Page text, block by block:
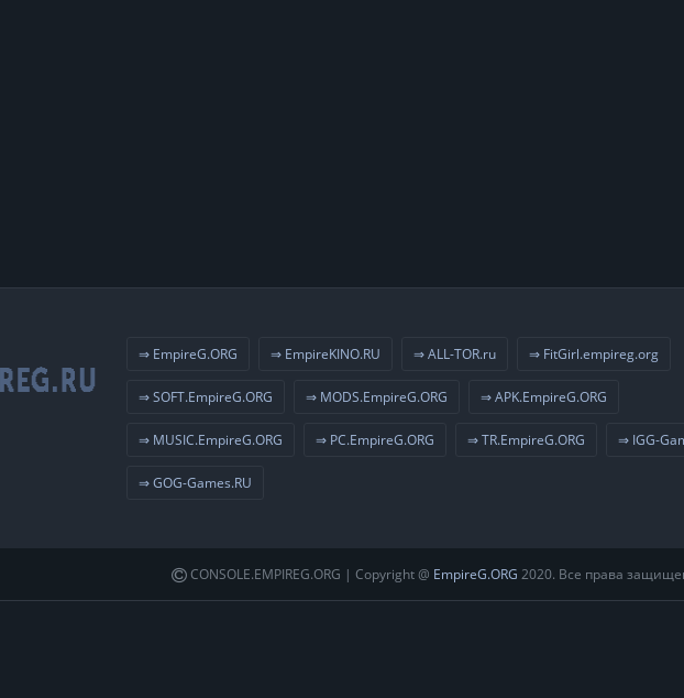
⇒ EmpireG.ORG ⇒ EmpireKINO.RU ⇒ ALL-TOR.ru ⇒ FitGirl.empireg.org
⇒ SOFT.EmpireG.ORG ⇒ MODS.EmpireG.ORG ⇒ APK.EmpireG.ORG
⇒ MUSIC.EmpireG.ORG ⇒ PC.EmpireG.ORG ⇒ TR.EmpireG.ORG ⇒ IGG-
⇒ GOG-Games.RU
CONSOLE.EMPIREG.ORG | Copyright @ EmpireG.ORG 2020. Все права